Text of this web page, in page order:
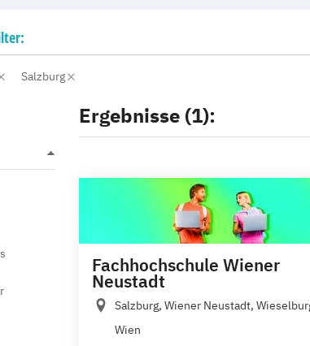
Salzburg
Ergebnisse (1):
Fachhochschule Wiener
Neustadt
Salzburg, Wiener Neustadt,
Wien